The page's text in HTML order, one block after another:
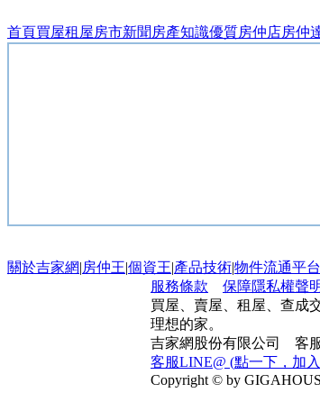
首頁買屋租屋房市新聞 房產知識優質房仲店房仲
關於吉家網|房仲王|個資王|產品技術|物件流通平台
服務條款
保障隱私權聲
買屋、賣屋、租屋、查成
理想的家。
吉家網股份有限公司 客服
客服LINE@ (點一下，加
Copyright © by